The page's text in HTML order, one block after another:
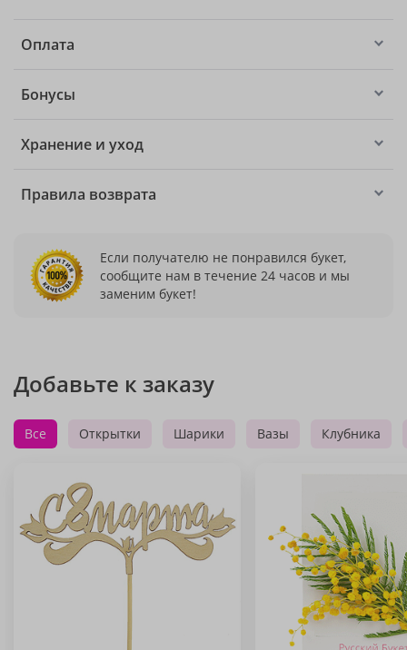
Оплата
Бонусы
Хранение и уход
Правила возврата
Если получателю не понравился букет,
сообщите нам в течение 24 часов и мы
заменим букет!
Добавьте к заказу
Все Открытки Шарики Вазы Клубника